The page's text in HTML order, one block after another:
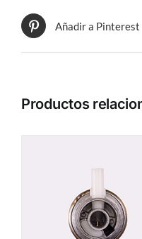
Añadir a Pinterest
Productos